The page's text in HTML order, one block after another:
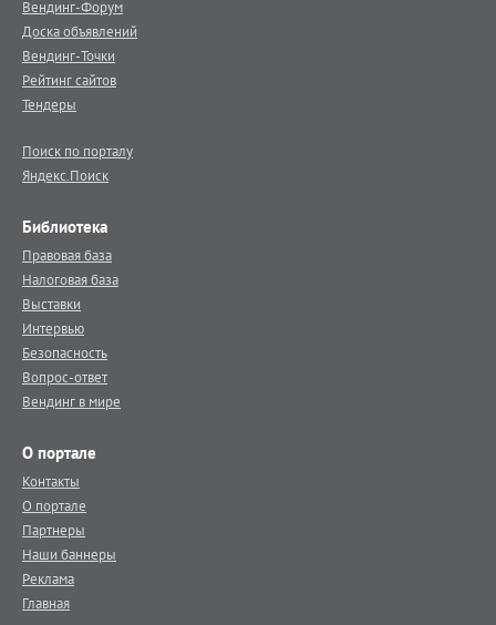
Вендинг-Форум
Доска объявлений
Вендинг-Точки
Рейтинг сайтов
Тендеры
Поиск по порталу
Яндекс.Поиск
Библиотека
Правовая база
Налоговая база
Выставки
Интервью
Безопасность
Вопрос-ответ
Вендинг в мире
О портале
Контакты
О портале
Партнеры
Наши баннеры
Реклама
Главная